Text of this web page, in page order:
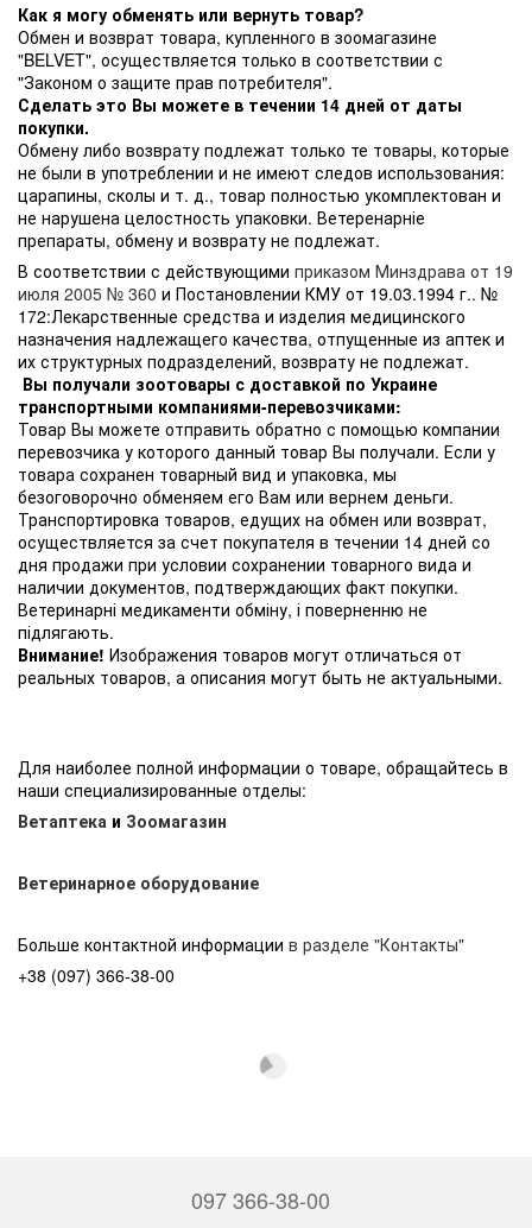
Как я могу обменять или вернуть товар?
Обмен и возврат товара, купленного в зоомагазине
"BELVET", осуществляется только в соответствии с
"Законом о защите прав потребителя".
Сделать это Вы можете в течении 14 дней от даты
покупки.
Обмену либо возврату подлежат только те товары, которые
не были в употреблении и не имеют следов использования:
царапины, сколы и т. д., товар полностью укомплектован и
не нарушена целостность упаковки. Ветеренарніе
препараты, обмену и возврату не подлежат.
В соответствии с действующими приказом Минздрава от 19
июля 2005 № 360 и Постановлении КМУ от 19.03.1994 г.. №
172:Лекарственные средства и изделия медицинского
назначения надлежащего качества, отпущенные из аптек и
их структурных подразделений, возврату не подлежат.
Вы получали зоотовары с доставкой по Украине
транспортными компаниями-перевозчиками:
Товар Вы можете отправить обратно с помощью компании
перевозчика у которого данный товар Вы получали. Если у
товара сохранен товарный вид и упаковка, мы
безоговорочно обменяем его Вам или вернем деньги.
Транспортировка товаров, едущих на обмен или возврат,
осуществляется за счет покупателя в течении 14 дней со
дня продажи при условии сохранении товарного вида и
наличии документов, подтверждающих факт покупки.
Ветеринарні медикаменти обміну, і поверненню не
підлягають.
Внимание! Изображения товаров могут отличаться от
реальных товаров, а описания могут быть не актуальными.
Для наиболее полной информации о товаре, обращайтесь в
наши специализированные отделы:
Ветаптека и Зоомагазин
Ветеринарное оборудование
Больше контактной информации в разделе "Контакты"
+38 (097) 366-38-00
097 366-38-00